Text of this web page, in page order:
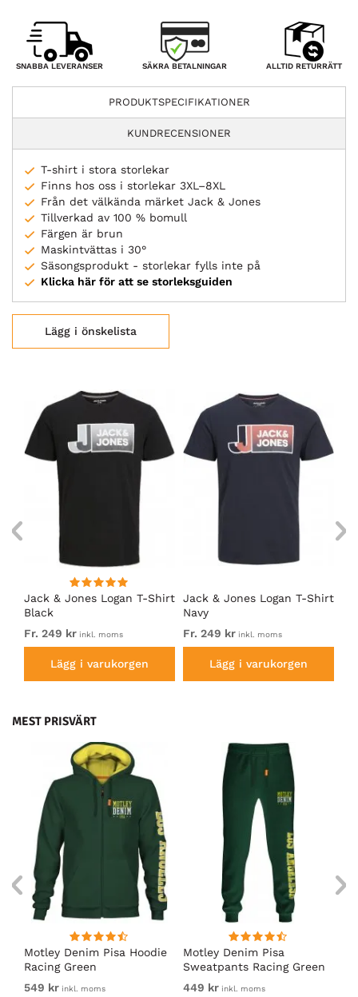
SNABBA LEVERANSER SÄKRA BETALNINGAR ALLTID RETURRÄTT
PRODUKTSPECIFIKATIONER
KUNDRECENSIONER
T-shirt i stora storlekar
Finns hos oss i storlekar 3XL–8XL
Från det välkända märket Jack & Jones
Tillverkad av 100 % bomull
Färgen är brun
Maskintvättas i 30°
Säsongsprodukt - storlekar fylls inte på
Klicka här för att se storleksguiden
Lägg i önskelista
Jack & Jones Logan T-Shirt
Black
Fr. 249 kr inkl. moms
Lägg i varukorgen
Jack & Jones Logan T-Shirt
Navy
Fr. 249 kr inkl. moms
Lägg i varukorgen
MEST PRISVÄRT
Motley Denim Pisa Hoodie
Racing Green
549 kr inkl. moms
Motley Denim Pisa
Sweatpants Racing Green
449 kr inkl. moms